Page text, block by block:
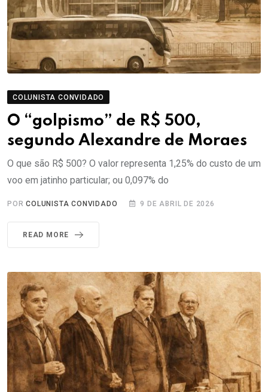
COLUNISTA CONVIDADO
O “golpismo” de R$ 500,
segundo Alexandre de Moraes
O que são R$ 500? O valor representa 1,25% do custo de um
voo em jatinho particular; ou 0,097% do
PORCOLUNISTA CONVIDADO 9 DE ABRIL DE 2026
READ MORE